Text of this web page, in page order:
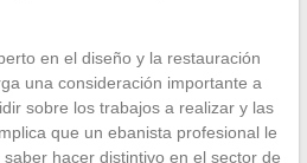
en el diseño y la restauración
una consideración importante a
sobre los trabajos a realizar y las
que un ebanista profesional le
hacer distintivo en el sector de